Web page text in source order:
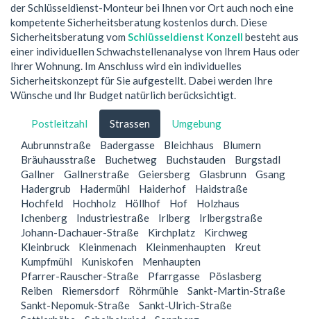
der Schlüsseldienst-Monteur bei Ihnen vor Ort auch noch eine
kompetente Sicherheitsberatung kostenlos durch. Diese
Sicherheitsberatung vom Schlüsseldienst Konzell besteht aus
einer individuellen Schwachstellenanalyse von Ihrem Haus oder
Ihrer Wohnung. Im Anschluss wird ein individuelles
Sicherheitskonzept für Sie aufgestellt. Dabei werden Ihre
Wünsche und Ihr Budget natürlich berücksichtigt.
Postleitzahl Strassen
Umgebung
Aubrunnstraße
Badergasse Bleichhaus
Blumern
Bräuhausstraße
Buchetweg Buchstauden
Burgstadl
Gallner
Gallnerstraße Geiersberg Glasbrunn
Gsang
Hadergrub
Hadermühl Haiderhof
Haidstraße
Hochfeld
Hochholz Höllhof Hof
Holzhaus
Ichenberg
Industriestraße Irlberg
Irlbergstraße
Johann-Dachauer-Straße
Kirchplatz
Kirchweg
Kleinbruck
Kleinmenach Kleinmenhaupten
Kreut
Kumpfmühl
Kuniskofen
Menhaupten
Pfarrer-Rauscher-Straße
Pfarrgasse
Pöslasberg
Reiben
Riemersdorf Röhrmühle
Sankt-Martin-Straße
Sankt-Nepomuk-Straße
Sankt-Ulrich-Straße